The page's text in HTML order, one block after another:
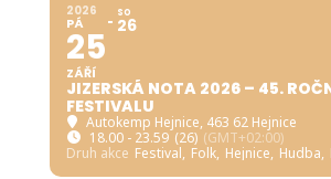
2026
PÁ
25
ZÁŘÍ
SO
26
JIZERSKÁ NOTA 2026 – 45.
FESTIVALU
Autokemp Hejnice, 463 62 Hejnice
18.00 - 23.59 (26) (GMT+02:00)
Druh akce Festival, Folk, Hejnice, Hudba,